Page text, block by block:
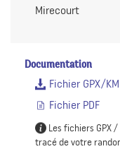
Mirecourt
Documentation
Fichier GPX/
Fichier PDF
Les fichiers GPX
tracé de votre